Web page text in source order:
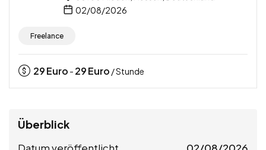
02/08/2026
Freelance
29Euro - 29Euro / Stunde
Überblick